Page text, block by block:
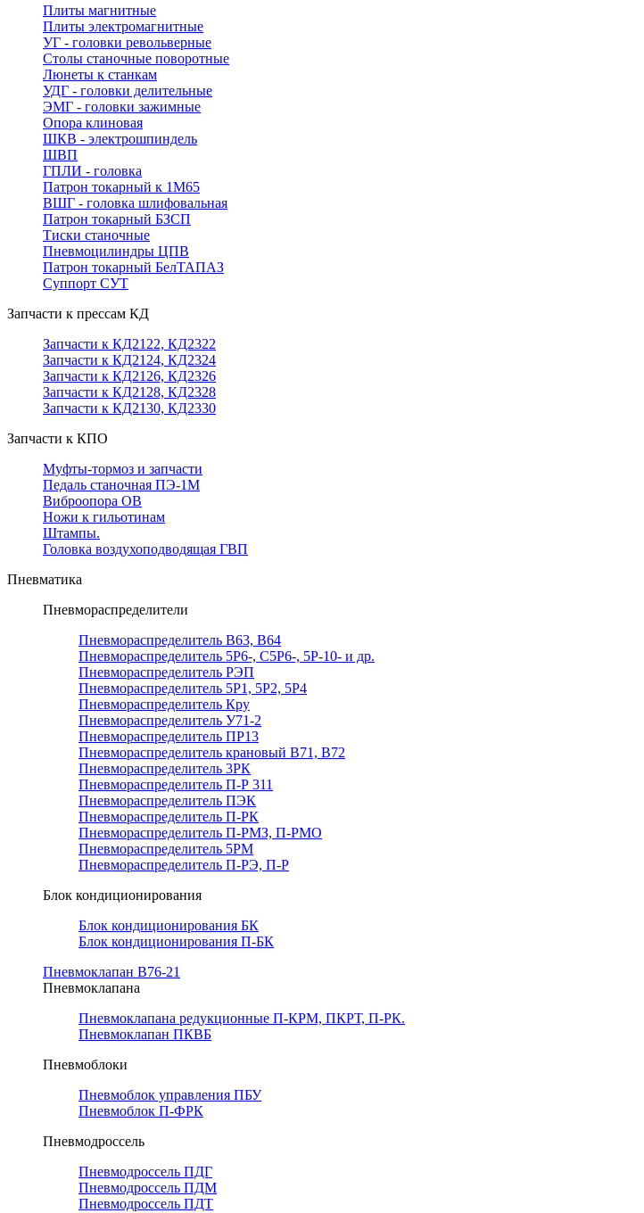
Плиты магнитные
Плиты электромагнитные
УГ - головки револьверные
Столы станочные поворотные
Люнеты к станкам
УДГ - головки делительные
ЭМГ - головки зажимные
Опора клиновая
ШКВ - электрошпиндель
ШВП
ГПЛИ - головка
Патрон токарный к 1М65
ВШГ - головка шлифовальная
Патрон токарный БЗСП
Тиски станочные
Пневмоцилиндры ЦПВ
Патрон токарный БелТАПАЗ
Суппорт СУТ
Запчасти к прессам КД
Запчасти к КД2122, КД2322
Запчасти к КД2124, КД2324
Запчасти к КД2126, КД2326
Запчасти к КД2128, КД2328
Запчасти к КД2130, КД2330
Запчасти к КПО
Муфты-тормоз и запчасти
Педаль станочная ПЭ-1М
Виброопора ОВ
Ножи к гильотинам
Штампы.
Головка воздухоподводящая ГВП
Пневматика
Пневмораспределители
Пневмораспределитель В63, В64
Пневмораспределитель 5Р6-, С5Р6-, 5Р-10- и др.
Пневмораспределитель РЭП
Пневмораспределитель 5Р1, 5Р2, 5Р4
Пневмораспределитель Кру
Пневмораспределитель У71-2
Пневмораспределитель ПР13
Пневмораспределитель крановый В71, В72
Пневмораспределитель 3РК
Пневмораспределитель П-Р 311
Пневмораспределитель ПЭК
Пневмораспределитель П-РК
Пневмораспределитель П-РМЗ, П-РМО
Пневмораспределитель 5РМ
Пневмораспределитель П-РЭ, П-Р
Блок кондиционирования
Блок кондиционирования БК
Блок кондиционирования П-БК
Пневмоклапан В76-21
Пневмоклапана
Пневмоклапана редукционные П-КРМ, ПКРТ, П-РК.
Пневмоклапан ПКВБ
Пневмоблоки
Пневмоблок управления ПБУ
Пневмоблок П-ФРК
Пневмодроссель
Пневмодроссель ПДГ
Пневмодроссель ПДМ
Пневмодроссель ПДТ